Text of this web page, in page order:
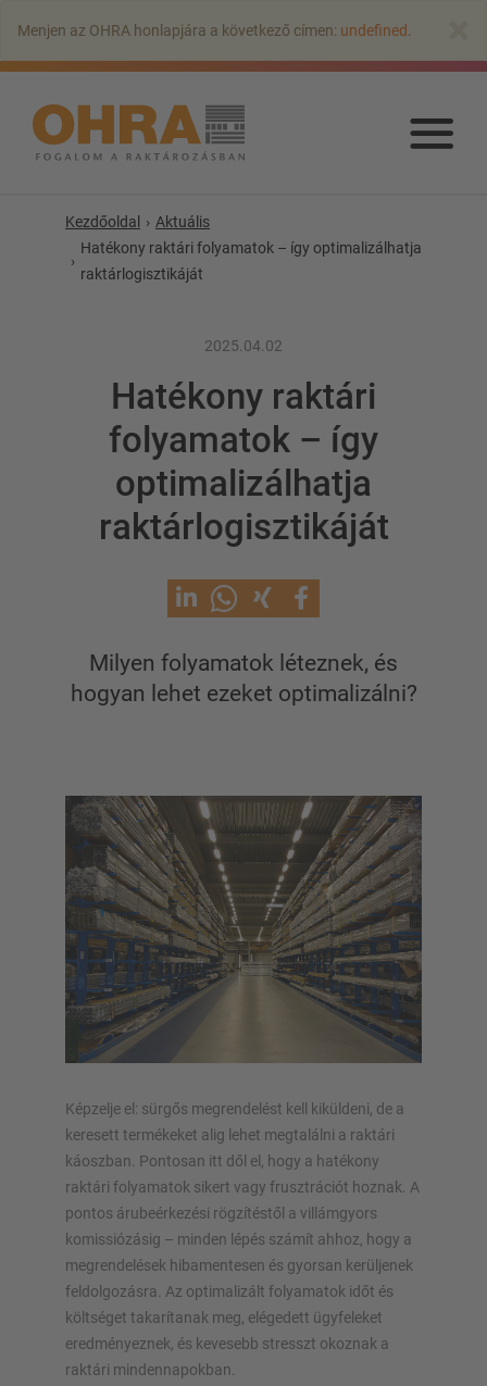
fő
Menjen az OHRA honlapjára a következő címen: undefined
Kezdőoldal
Aktuális
Hatékony raktári folyamatok – így optimalizálhatja
raktárlogisztikáját
2025.04.02
Hatékony raktári
folyamatok – így
optimalizálhatja
raktárlogisztikáját
Milyen folyamatok léteznek, és
hogyan lehet ezeket optimalizálni?
Képzelje el: sürgős megrendelést kell kiküldeni, de a
keresett termékeket alig lehet megtalálni a raktári
káoszban. Pontosan itt dől el, hogy a hatékony
raktári folyamatok sikert vagy frusztrációt hoznak. A
pontos árubeérkezési rögzítéstől a villámgyors
komissiózásig – minden lépés számít ahhoz, hogy a
megrendelések hibamentesen és gyorsan kerüljenek
feldolgozásra. Az optimalizált folyamatok időt és
költséget takarítanak meg, elégedett ügyfeleket
eredményeznek, és kevesebb stresszt okoznak a
raktári mindennapokban.
KAROS ÁLLVÁNYOK
Karos állvány tetővel
Egyoldalas karos állvány
Kétoldalas karos állvány
Karos állvány szálanyaghoz
Egyéb karos állványváltozatok
ÁLLVÁNYRENDSZEREK
Raklapos állvány
Automata raktári megoldások
Tároló galériák
Függőleges állványrendszer
Tervezze meg egyedileg állványrendszerét
konfigurátorainkkal